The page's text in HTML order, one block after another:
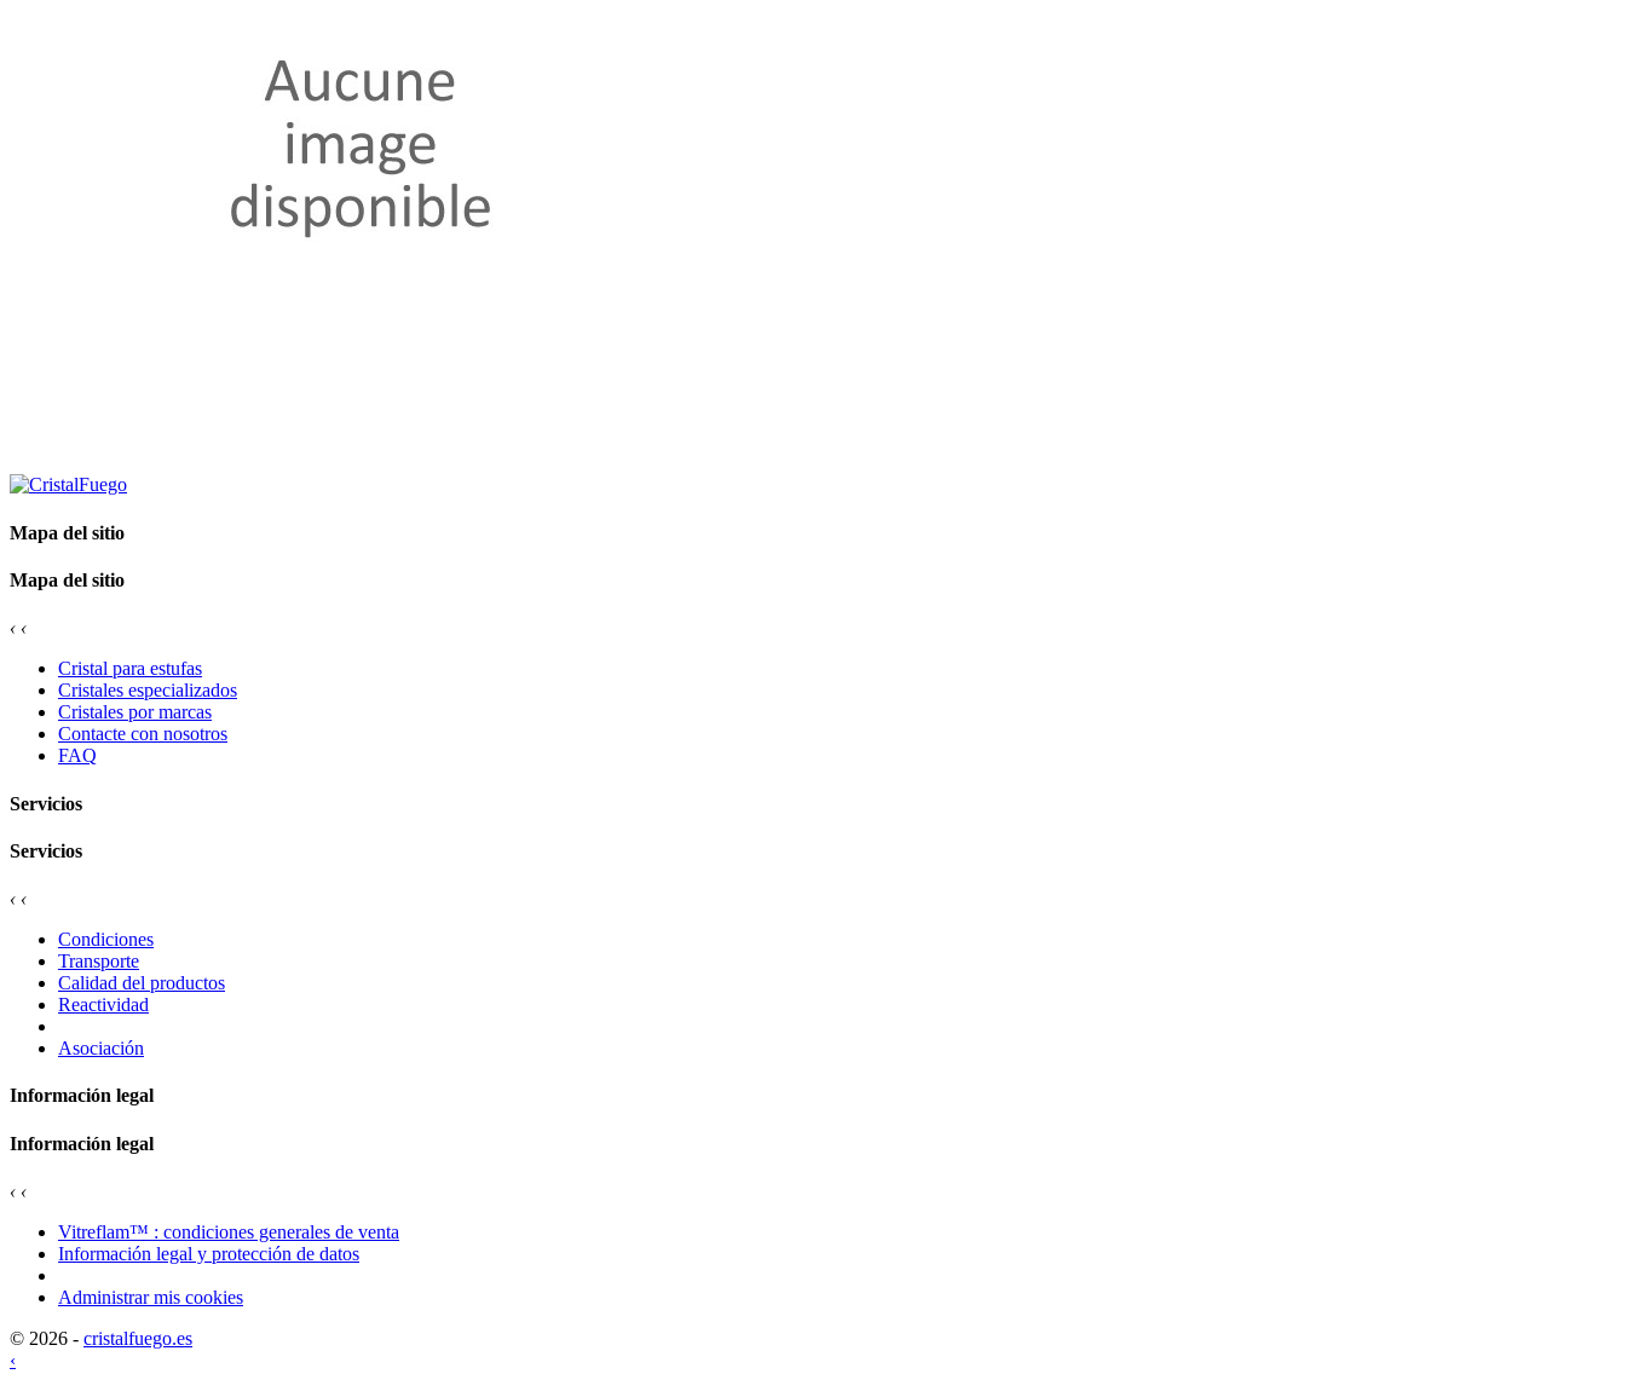
Mapa del sitio
Mapa del sitio
‹ ‹
Cristal para estufas
Cristales especializados
Cristales por marcas
Contacte con nosotros
FAQ
Servicios
Servicios
‹ ‹
Condiciones
Transporte
Calidad del productos
Reactividad
Asociación
Información legal
Información legal
‹ ‹
Vitreflam™ : condiciones generales de venta
Información legal y protección de datos
Administrar mis cookies
© 2026 - cristalfuego.es
‹